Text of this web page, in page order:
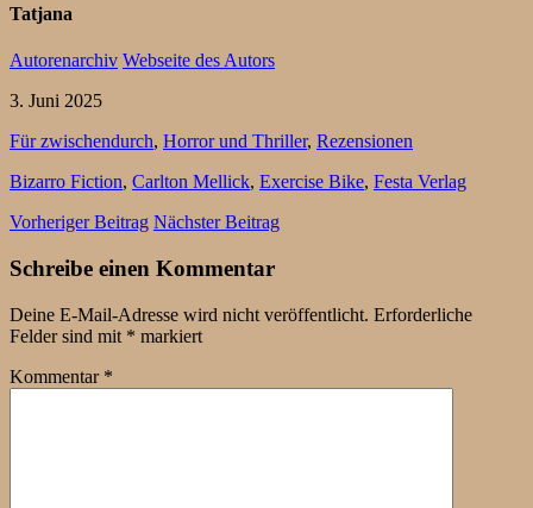
Tatjana
Autorenarchiv Webseite des Autors
3. Juni 2025
Für zwischendurch, Horror und Thriller, Rezensionen
Bizarro Fiction, Carlton Mellick, Exercise Bike, Festa Verlag
Vorheriger Beitrag Nächster Beitrag
Schreibe einen Kommentar
Deine E-Mail-Adresse wird nicht veröffentlicht. Erforderliche
Felder sind mit * markiert
Kommentar *